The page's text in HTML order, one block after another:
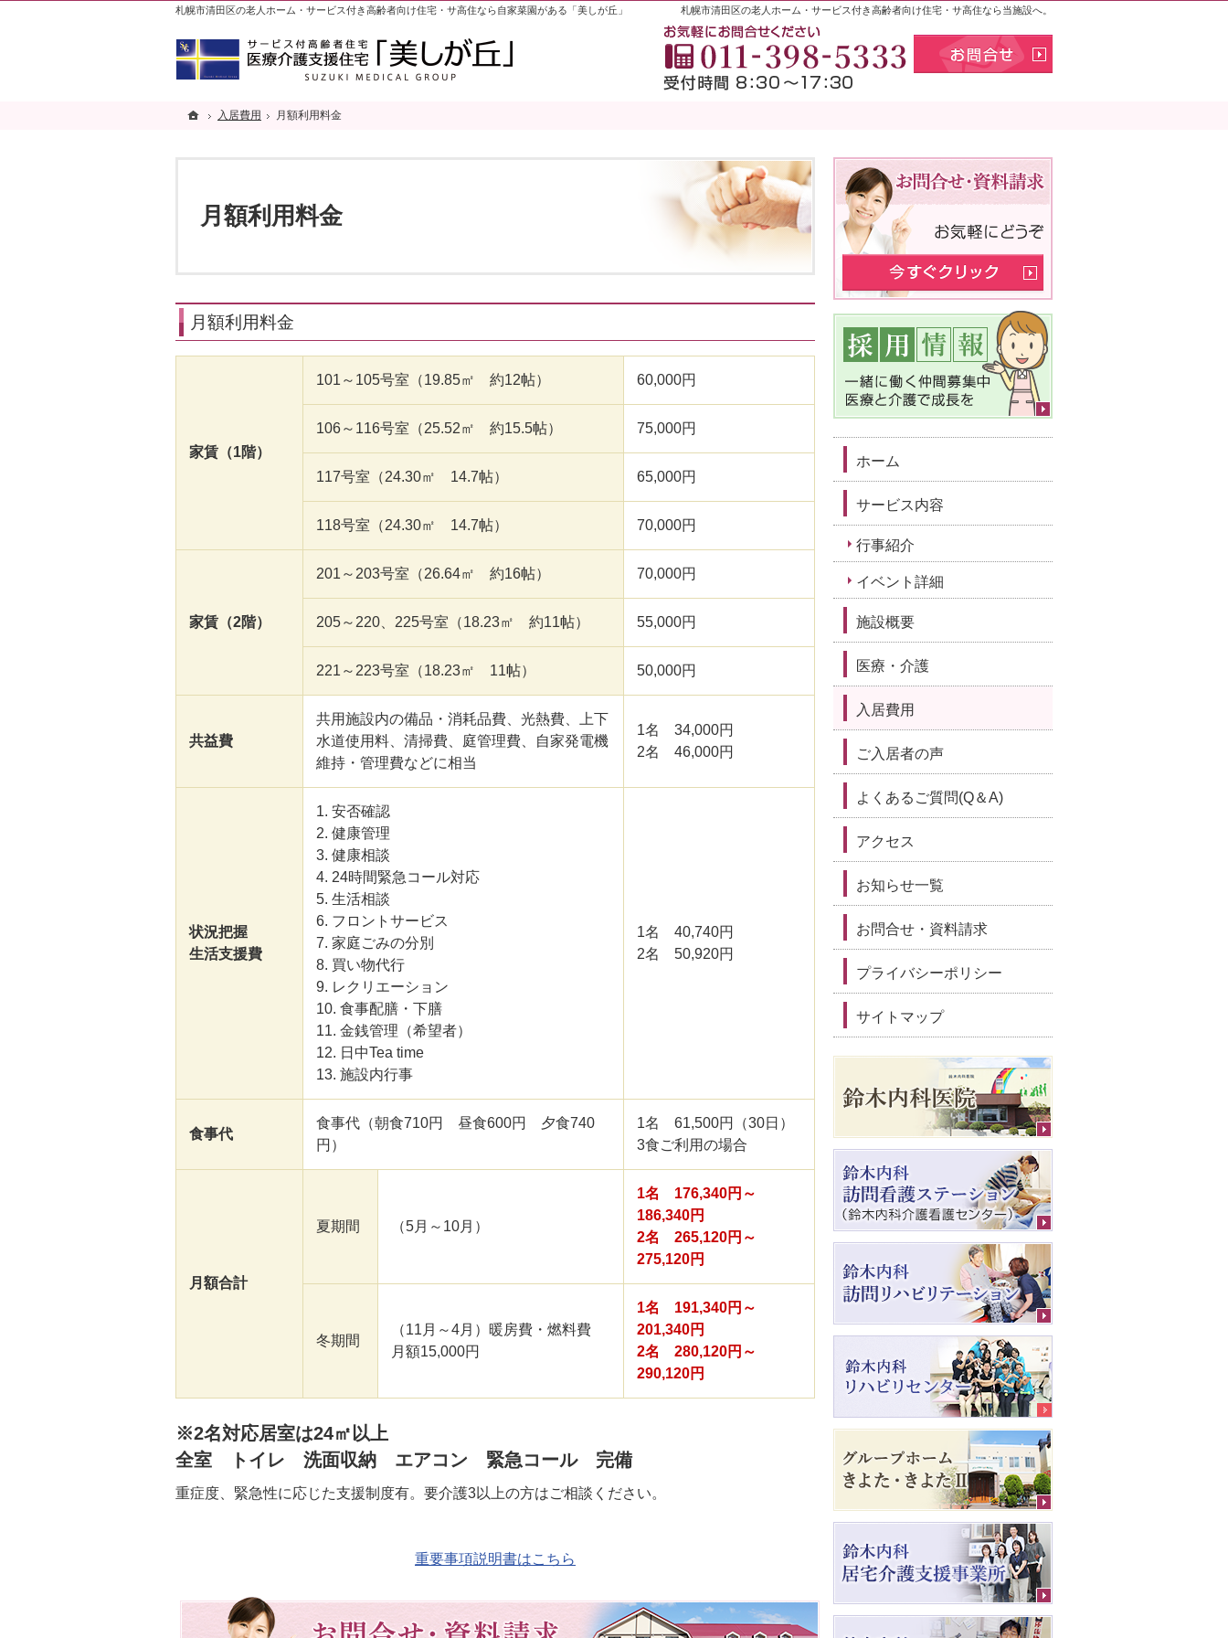
ホーム
入居費用 月額利用料金
月額利用料金
札幌市清田区の老人ホーム・サービス付き高齢者向け住宅・サ高住なら当施設へ。
札幌市清田区の老人ホーム・サービス付き高齢者向け住宅・サ高住なら自家菜園がある「美しが丘」
月額利用料金
家賃（1階）
101～105号室（19.85㎡ 約12帖） 60,000円
106～116号室（25.52㎡ 約15.5帖） 75,000円
117号室（24.30㎡ 14.7帖） 65,000円
118号室（24.30㎡ 14.7帖） 70,000円
家賃（2階）
201～203号室（26.64㎡ 約16帖） 70,000円
205～220、225号室（18.23㎡ 約11帖） 55,000円
221～223号室（18.23㎡ 11帖） 50,000円
共益費
共用施設内の備品・消耗品費、光熱費、上下
水道使用料、清掃費、庭管理費、自家発電機
維持・管理費などに相当
1名 34,000円
2名 46,000円
状況把握
生活支援費
1. 安否確認
2. 健康管理
3. 健康相談
4. 24時間緊急コール対応
5. 生活相談
6. フロントサービス
7. 家庭ごみの分別
8. 買い物代行
9. レクリエーション
10. 食事配膳・下膳
11. 金銭管理（希望者）
12. 日中Tea time
13. 施設内行事
1名 40,740円
2名 50,920円
食事代
食事代（朝食710円 昼食600円 夕食740
円）
1名 61,500円（30日）
3食ご利用の場合
月額合計
夏期間 （5月～10月）
1名 176,340円～
186,340円
2名 265,120円～
275,120円
冬期間
（11月～4月）暖房費・燃料費
月額15,000円
1名 191,340円～
201,340円
2名 280,120円～
290,120円
※2名対応居室は24㎡以上
全室 トイレ 洗面収納 エアコン 緊急コール 完備
重症度、緊急性に応じた支援制度有。要介護3以上の方はご相談ください。
重要事項説明書はこちら
ホーム
サービス内容
行事紹介
イベント詳細
施設概要
医療・介護
入居費用
ご入居者の声
よくあるご質問(Q＆A)
アクセス
お知らせ一覧
お問合せ・資料請求
プライバシーポリシー
サイトマップ
ホーム
入居費用 月額利用料金